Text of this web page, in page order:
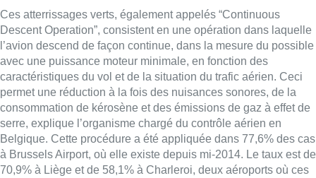
Ces atterrissages verts, également appelés “Continuous
Descent Operation”, consistent en une opération dans laquelle
l’avion descend de façon continue, dans la mesure du possible
avec une puissance moteur minimale, en fonction des
caractéristiques du vol et de la situation du trafic aérien. Ceci
permet une réduction à la fois des nuisances sonores, de la
consommation de kérosène et des émissions de gaz à effet de
serre, explique l’organisme chargé du contrôle aérien en
Belgique. Cette procédure a été appliquée dans 77,6% des cas
à Brussels Airport, où elle existe depuis mi-2014. Le taux est de
70,9% à Liège et de 58,1% à Charleroi, deux aéroports où ces